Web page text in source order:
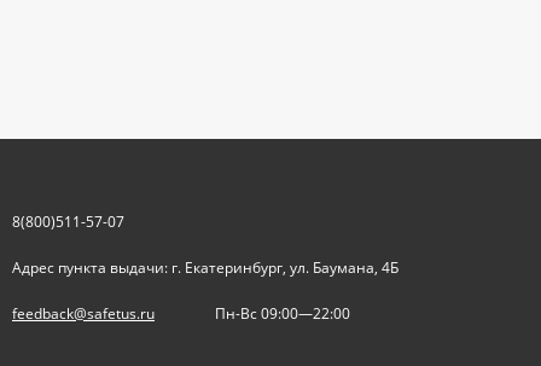
8(800)511-57-07
Адрес пункта выдачи: г. Екатеринбург, ул. Баумана, 4Б
feedback@safetus.ru Пн-Вс 09:00—22:00